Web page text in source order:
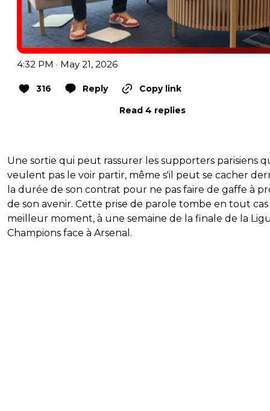
4:32 PM · May 21, 2026
316 Reply
Copy link
Read 4 replies
Une sortie qui peut rassurer les supporters parisiens
veulent pas le voir partir, même s'il peut se cacher
la durée de son contrat pour ne pas faire de gaffe à
de son avenir. Cette prise de parole tombe en tout
meilleur moment, à une semaine de la finale de la
Champions face à Arsenal.